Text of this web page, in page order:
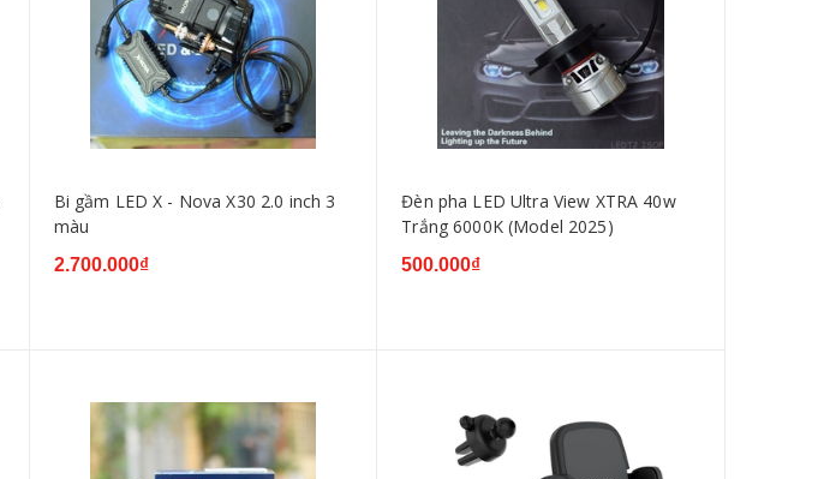
Bi gầm LED X - Nova X30 2.0 inch 3
màu
2.700.000₫
Đèn pha LED Ultra View XTRA 40w
Trắng 6000K (Model 2025)
500.000₫